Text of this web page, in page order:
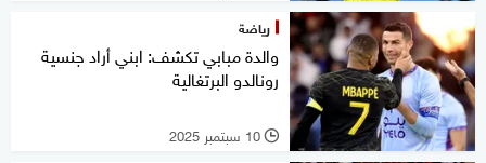
رياضة
والدة مبابي تكشف: ابني أراد جنسية
رونالدو البرتغالية
l 10 سبتمبر 2025